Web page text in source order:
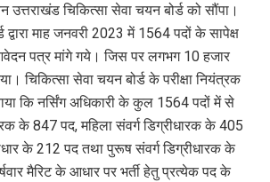
उत्तराखंड चिकित्सा सेवा चयन बोर्ड को सौंपा।
द्वारा माह जनवरी 2023 में 1564 पदों के सापेक्ष
पत्र मांगे गये। जिस पर लगभग 10 हजार
चिकित्सा सेवा चयन बोर्ड के परीक्षा नियंत्रक
कि नर्सिंग अधिकारी के कुल 1564 पदों में से
के 847 पद, महिला संवर्ग डिग्रीधारक के 405
के 212 पद तथा पुरूष संवर्ग डिग्रीधारक के
मैरिट के आधार पर भर्ती हेतु प्रत्येक पद के